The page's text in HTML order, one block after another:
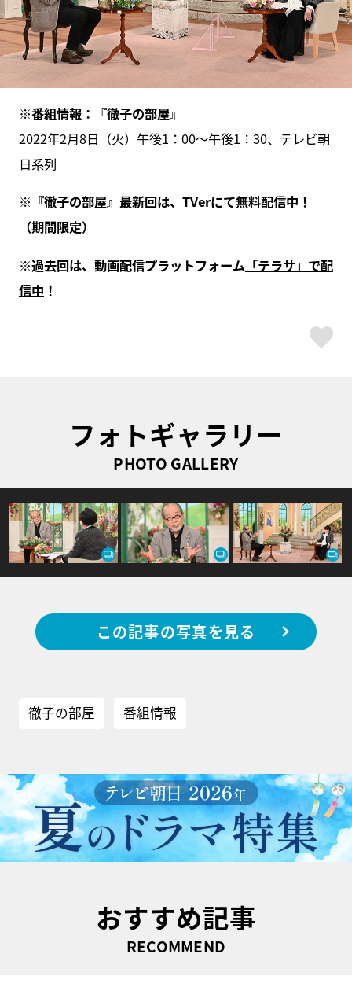
※番組情報：『徹子の部屋』
2022年2月8日（火）午後1：00～午後1：30、テレビ朝
日系列
※『徹子の部屋』最新回は、 TVerにて無料配信中 ！
（期間限定）
※過去回は、動画配信プラットフォーム 「テラサ」で配
信中 ！
フォトギャラリー
PHOTO GALLERY
この記事の写真を見る
徹子の部屋 番組情報
おすすめ記事
RECOMMEND